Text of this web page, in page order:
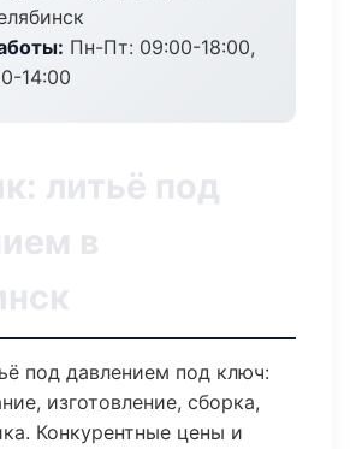
Пн-Пт: 09:00-18:00,
14:00
литьё под
в
под давлением под ключ:
изготовление, сборка,
Конкурентные цены и